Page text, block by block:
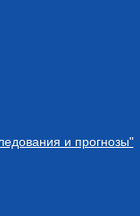
и прогнозы"